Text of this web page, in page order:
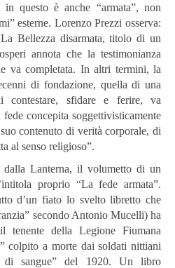
questo è anche “armata”, non
esterne. Lorenzo Prezzi osserva:
Bellezza disarmata, titolo di un
annota che la testimonianza
va completata. In altri termini, la
di fondazione, quella di una
contestare, sfidare e ferire, va
concepita soggettivisticamente
contenuto di verità corporale, di
al senso religioso”.
Lanterna, il volumetto di un
proprio “La fede armata”.
d’un fiato lo svelto libretto che
secondo Antonio Mucelli) ha
tenente della Legione Fiumana
colpito a morte dai soldati nittiani
di sangue” del 1920. Un libro